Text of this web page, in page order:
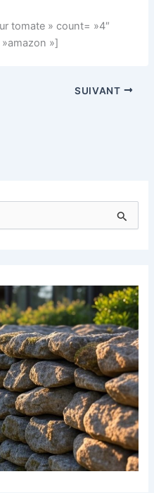
tomate » count= »4″
»]
SUIVANT